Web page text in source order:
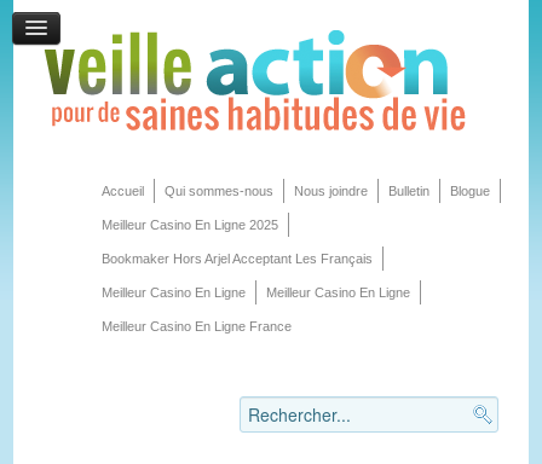
Accueil Qui sommes-nous Nous joindre Bulletin Blogue
Meilleur Casino En Ligne 2025
Bookmaker Hors Arjel Acceptant Les Français
Meilleur Casino En Ligne Meilleur Casino En Ligne
Meilleur Casino En Ligne France